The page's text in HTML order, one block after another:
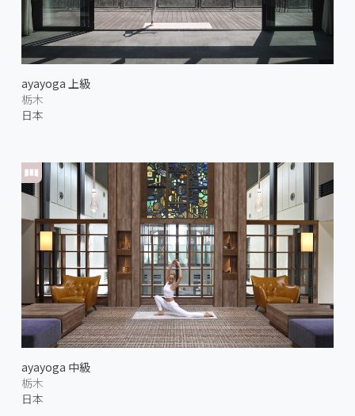
ayayoga 上級
栃木
日本
ayayoga 中級
栃木
日本